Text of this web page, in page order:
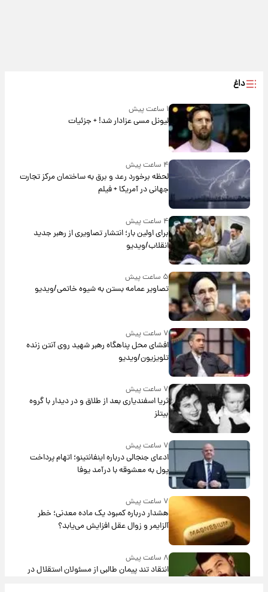
داغ
۱ ساعت پیش
لیونل مسی عزادار شد! + جزئیات
۴ ساعت پیش
لحظه برخورد رعد و برق به ساختمان مرکز تجارت
جهانی در آمریکا + فیلم
۴ ساعت پیش
برای اولین بار؛ انتشار تصاویری از رهبر جدید
انقلاب/ویدیو
۵ ساعت پیش
تصاویر عمامه بستن به شیوه خاتمی/ویدیو
۷ ساعت پیش
افشای محل پناهگاه‌ رهبر شهید روی آنتن زنده
تلویزیون/ویدیو
۷ ساعت پیش
ثریا اسفندیاری بعد از طلاق و در دیدار با گروه
بیتلز
۷ ساعت پیش
ادعای جنجالی درباره اینفانتینو؛ اتهام پرداخت
پول به معشوقه با درآمد یوفا
۷ ساعت پیش
هشدار درباره کمبود یک ماده معدنی؛ خطر
آلزایمر و زوال عقل افزایش می‌یابد؟
۸ ساعت پیش
انتقاد تند پیمان طالبی از مسئولان استقلال در